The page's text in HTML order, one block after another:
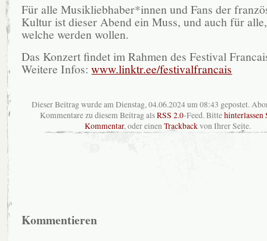
Für alle Musikliebhaber*innen und Fans der
Kultur ist dieser Abend ein Muss, und auch für
welche werden wollen.
Das Konzert findet im Rahmen des Festival
Weitere Infos:www.linktr.ee/festivalfrancais
Dieser Beitrag wurde am Dienstag, 04.06.2024 um 08:43 gepostet.
Kommentare zu diesem Beitrag alsRSS 2.0-Feed. Bittehinterlassen
Kommentar, oder einen Trackbackvon Ihrer Seite.
Kommentieren